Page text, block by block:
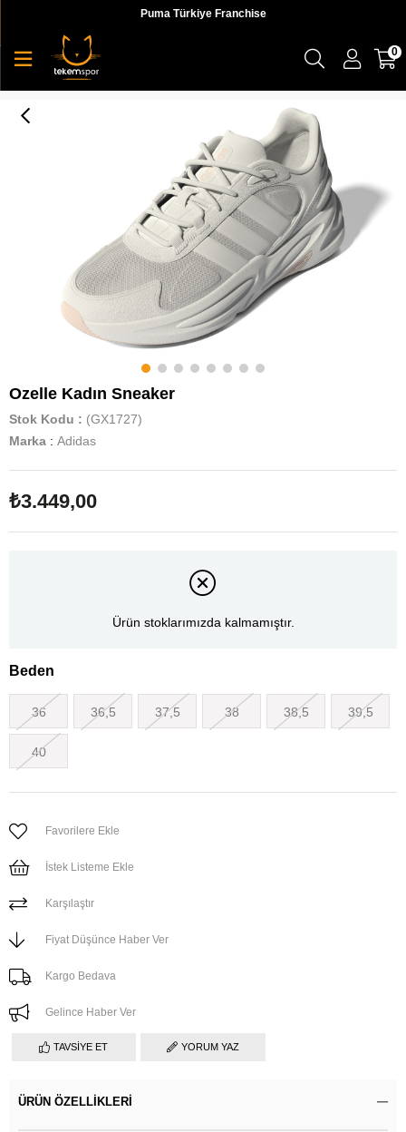
Puma Türkiye Franchise
0
Ozelle Kadın Sneaker
Stok Kodu
(GX1727)
Marka : Adidas
₺3.449,00
Ürün stoklarımızda kalmamıştır.
Beden
36 36,5 37,5 38 38,5 39,5
40
Favorilere Ekle
İstek Listeme Ekle
Karşılaştır
Fiyat Düşünce Haber Ver
Kargo Bedava
Gelince Haber Ver
TAVSIYE ET YORUM YAZ
ÜRÜN ÖZELLIKLERI